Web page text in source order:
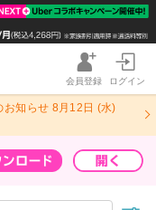
会員登録 ログイン
お知らせ 8月12日 (水)